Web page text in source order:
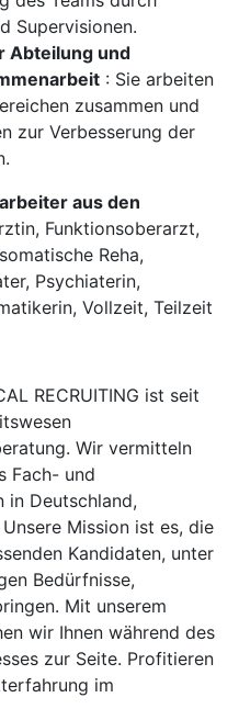
Supervisionen.
Abteilung und
: Sie arbeiten
zusammen und
zur Verbesserung der
aus den
Funktionsoberarzt,
Reha,
Psychiaterin,
Vollzeit, Teilzeit
RECRUITING ist seit
Wir vermitteln
Fach- und
in Deutschland,
Mission ist es, die
Kandidaten, unter
Bedürfnisse,
Mit unserem
wir Ihnen während des
zur Seite. Profitieren
im